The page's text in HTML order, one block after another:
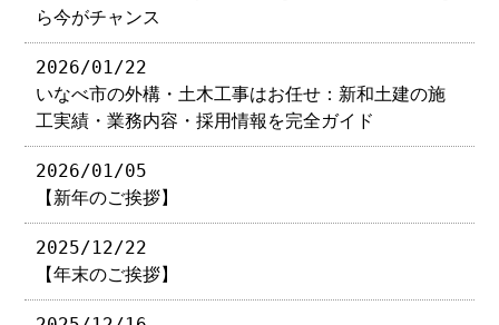
ら今がチャンス
2026/01/22
いなべ市の外構・土木工事はお任せ：新和土建の施
工実績・業務内容・採用情報を完全ガイド
2026/01/05
【新年のご挨拶】
2025/12/22
【年末のご挨拶】